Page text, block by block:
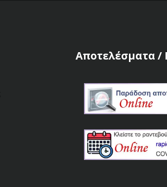
Αποτελέσματα /